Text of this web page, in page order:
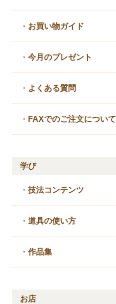
・ お買い物ガイド
・今月のプレゼント
・ よくある質問
・ FAXでのご注文について
学び
・技法コンテンツ
・道具の使い方
・作品集
お店